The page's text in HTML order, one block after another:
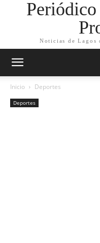
Noticias de Lagos
Inicio Deportes
Deportes